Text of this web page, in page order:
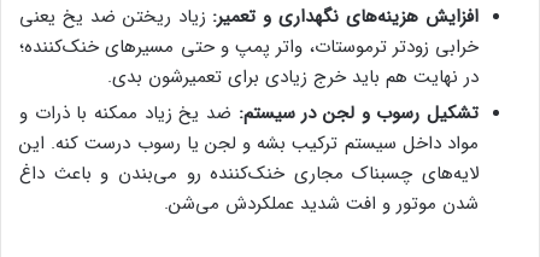
افزایش هزینه‌های نگهداری و تعمیر: زیاد ریختن ضد یخ یعنی
خرابی زودتر ترموستات، واتر پمپ و حتی مسیرهای خنک‌کننده؛
در نهایت هم باید خرج زیادی برای تعمیرشون بدی.
تشکیل رسوب و لجن در سیستم: ضد یخ زیاد ممکنه با ذرات و
مواد داخل سیستم ترکیب بشه و لجن یا رسوب درست کنه. این
لایه‌های چسبناک مجاری خنک‌کننده رو می‌بندن و باعث داغ
شدن موتور و افت شدید عملکردش می‌شن.